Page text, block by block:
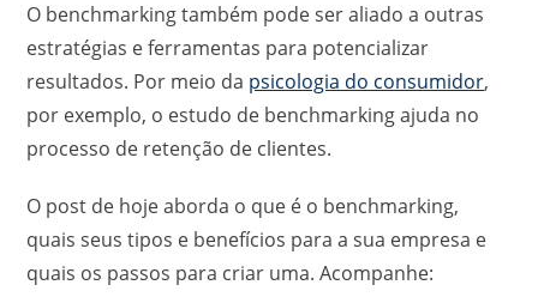
O benchmarking também pode ser aliado a outras
estratégias e ferramentas para potencializar
resultados. Por meio da psicologia do consumidor,
por exemplo, o estudo de benchmarking ajuda no
processo de retenção de clientes.
O post de hoje aborda o que é o benchmarking,
quais seus tipos e benefícios para a sua empresa e
quais os passos para criar uma. Acompanhe: